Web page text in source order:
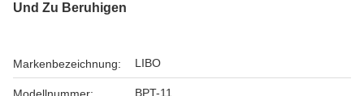
Und Zu Beruhigen
Markenbezeichnung: LIBO
BPT-11